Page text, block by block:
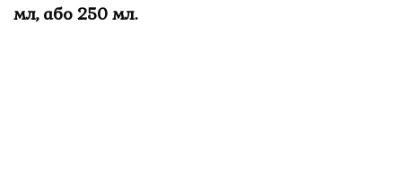
мл, або 250 мл.